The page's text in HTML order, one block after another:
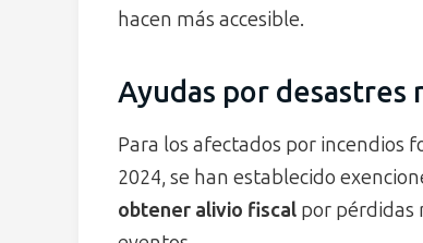
hacen más accesible.
Ayudas por desastres
Para los afectados por incendios
2024, se han establecido
obtener alivio fiscal por pérdidas